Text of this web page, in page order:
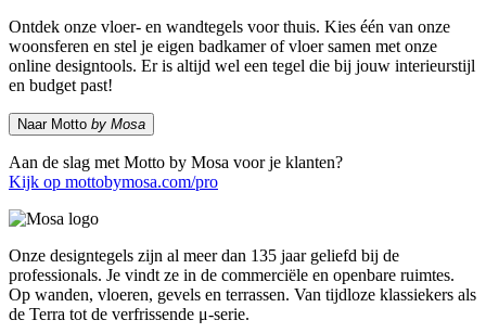
Ontdek onze vloer- en wandtegels voor thuis. Kies één van onze
woonsferen en stel je eigen badkamer of vloer samen met onze
online designtools. Er is altijd wel een tegel die bij jouw interieurstijl
en budget past!
Naar Motto by Mosa
Aan de slag met Motto by Mosa voor je klanten?
Kijk op mottobymosa.com/pro
Onze designtegels zijn al meer dan 135 jaar geliefd bij de
professionals. Je vindt ze in de commerciële en openbare ruimtes.
Op wanden, vloeren, gevels en terrassen. Van tijdloze klassiekers als
de Terra tot de verfrissende μ-serie.